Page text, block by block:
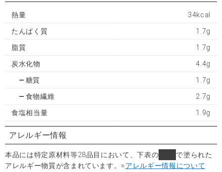
熱量 34kcal
たんぱく質 1.7g
脂質 1.7g
炭水化物 4.4g
糖質 1.7g
食物繊維 2.7g
食塩相当量 1.9g
アレルギー情報
本品には特定原材料等28品目において、下表の
で塗られた
アレルギー物質が含まれています。※アレルギー情報について